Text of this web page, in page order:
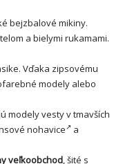
bejzbalové mikiny.
a bielymi rukamami.
Vďaka zipsovému
modely alebo
modely vesty v tmavších
nohavice
a
veľkoobchod, šité s